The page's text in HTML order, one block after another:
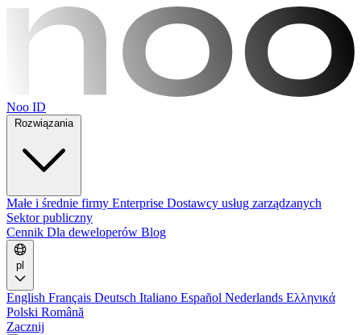
Noo ID
Rozwiązania
Małe i średnie firmy Enterprise Dostawcy usług zarządzanych
Sektor publiczny
Cennik Dla deweloperów Blog
pl
English Français Deutsch Italiano Español Nederlands Ελληνικά
Polski Română
Zacznij